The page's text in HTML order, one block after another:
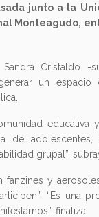
junto a la
Monteagudo,
Cristaldo -
un
educativa
de
grupal”,
fanzines y
“Es una
finaliza.